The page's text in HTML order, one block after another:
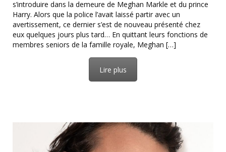
s’introduire dans la demeure de Meghan Markle et du prince
Harry. Alors que la police l’avait laissé partir avec un
avertissement, ce dernier s’est de nouveau présenté chez
eux quelques jours plus tard… En quittant leurs fonctions de
membres seniors de la famille royale, Meghan […]
Lire plus